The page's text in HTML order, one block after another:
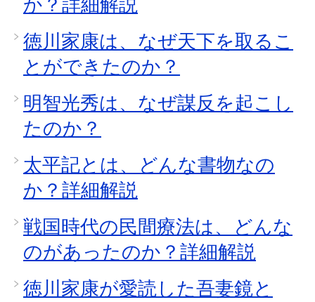
か？詳細解説
徳川家康は、なぜ天下を取るこ
とができたのか？
明智光秀は、なぜ謀反を起こし
たのか？
太平記とは、どんな書物なの
か？詳細解説
戦国時代の民間療法は、どんな
のがあったのか？詳細解説
徳川家康が愛読した吾妻鏡と